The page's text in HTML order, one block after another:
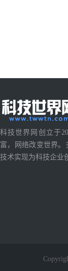
科技世界网创立于
富，网络改变世界。
技术实现为科技企业